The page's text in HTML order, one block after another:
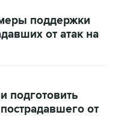
поддержки
от атак на
подготовить
от